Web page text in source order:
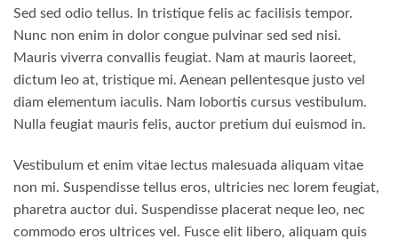
Sed sed odio tellus. In tristique felis ac facilisis tempor.
Nunc non enim in dolor congue pulvinar sed sed nisi.
Mauris viverra convallis feugiat. Nam at mauris laoreet,
dictum leo at, tristique mi. Aenean pellentesque justo vel
diam elementum iaculis. Nam lobortis cursus vestibulum.
Nulla feugiat mauris felis, auctor pretium dui euismod in.
Vestibulum et enim vitae lectus malesuada aliquam vitae
non mi. Suspendisse tellus eros, ultricies nec lorem feugiat,
pharetra auctor dui. Suspendisse placerat neque leo, nec
commodo eros ultrices vel. Fusce elit libero, aliquam quis